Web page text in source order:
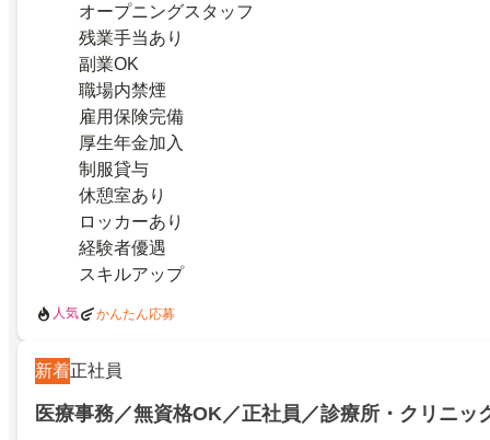
オープニングスタッフ
残業手当あり
副業OK
職場内禁煙
雇用保険完備
厚生年金加入
制服貸与
休憩室あり
ロッカーあり
経験者優遇
スキルアップ
人気 かんたん応募
新着正社員
医療事務／無資格OK／正社員／診療所・クリニッ